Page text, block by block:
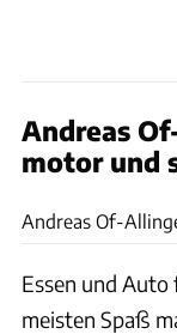
Andreas
motor und
Andreas Of-
Essen und Auto
meisten Spaß